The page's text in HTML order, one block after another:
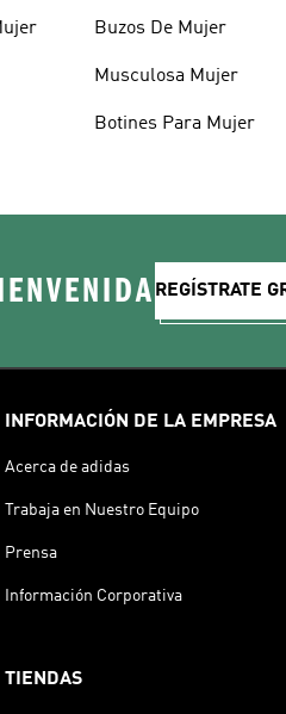
Buzos De Mujer
Musculosa Mujer
Botines Para Mujer
REGÍSTRATE
INFORMACIÓN DE LA EMPRESA
Acerca de adidas
Trabaja en Nuestro Equipo
Prensa
Información Corporativa
TIENDAS